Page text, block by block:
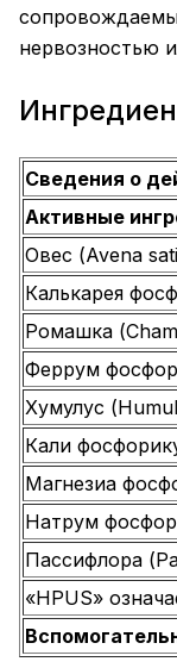
нервозностью
Сведения о
Активные
Овес (Avena
Калькарея
Ромашка
Феррум
Хумулус
Кали
Магнезиа
Натрум
Пассифлора
«HPUS»